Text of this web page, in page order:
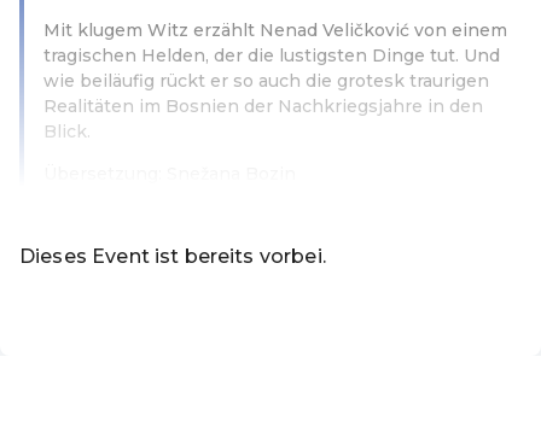
Mit klugem Witz erzählt Nenad Veličković von einem
tragischen Helden, der die lustigsten Dinge tut. Und
wie beiläufig rückt er so auch die grotesk traurigen
Realitäten im Bosnien der Nachkriegsjahre in den
Blick.
Dieses Event ist bereits vorbei.